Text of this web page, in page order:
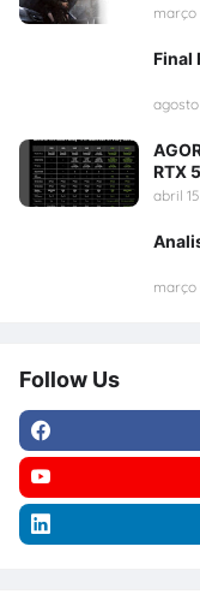
março
Final
agosto
RTX
abril
março
Follow Us